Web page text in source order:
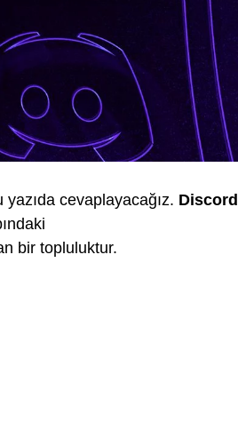
yazıda cevaplayacağız. Discord
bir topluluktur.